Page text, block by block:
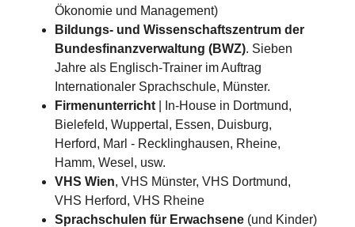
Ökonomie und Management)
Bildungs- und Wissenschaftszentrum der
Bundesfinanzverwaltung (BWZ). Sieben
Jahre als Englisch-Trainer im Auftrag
Internationaler Sprachschule, Münster.
Firmenunterricht| In-House in Dortmund,
Bielefeld, Wuppertal, Essen, Duisburg,
Herford, Marl - Recklinghausen, Rheine,
Hamm, Wesel, usw.
VHS Wien, VHS Münster, VHS Dortmund,
VHS Herford, VHS Rheine
Sprachschulen für Erwachsene(und Kinder)